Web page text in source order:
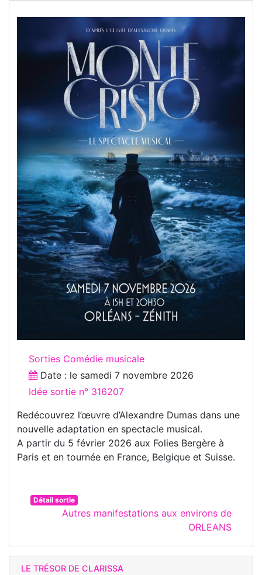
Sorties Comédie musicale
Date : le samedi 7 novembre 2026
Idée sortie n° 316207
Redécouvrez l’œuvre d’Alexandre Dumas dans une
nouvelle adaptation en spectacle musical.
A partir du 5 février 2026 aux Folies Bergère à
Paris et en tournée en France, Belgique et Suisse.
Détail sortie
Autres manifestations aux environs de
ORLEANS
LE TRÉSOR DE CLARISSA